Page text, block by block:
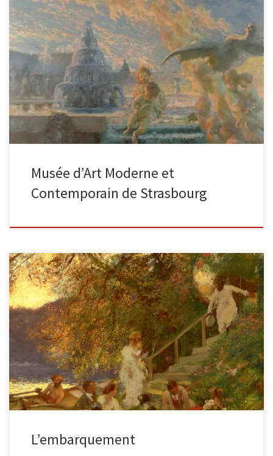
Voici une des plus belles collections des oeuvres de Gaston La
Touche conservée en France parmi les musées nationaux. Elles
[…]
Musée d’Art Moderne et
Contemporain de Strasbourg
L’embarquement « Gaston La Touche » (signé en bas à droite + S-C
pour Saint-Cloud)Huile sur panneau Panneau : 26 1/8″ haut […]
L’embarquement